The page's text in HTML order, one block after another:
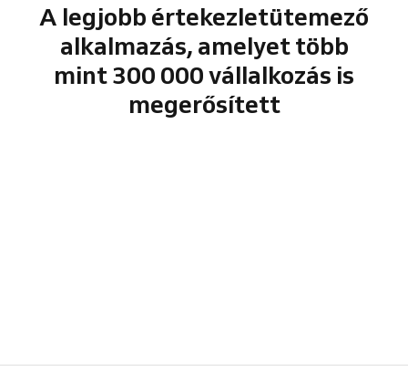
A legjobb értekezletütemező
alkalmazás, amelyet több
mint 300 000 vállalkozás is
megerősített